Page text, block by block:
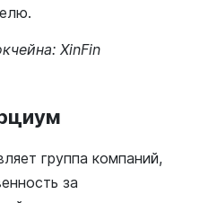
XinFin
группа компаний,
за